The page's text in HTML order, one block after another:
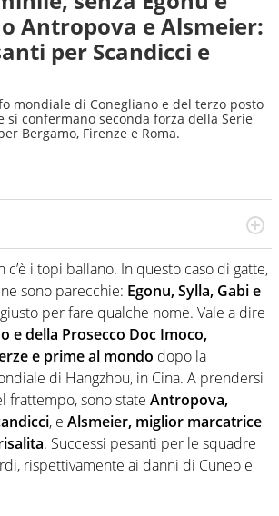
Antropova e Alsmeier:
per Scandicci e
mondiale di Conegliano e del terzo posto
si confermano seconda forza della Serie
Bergamo, Firenze e Roma.
modo di traslare il glossario del calcio in
esperti, lui ne farebbe parte. Non si perde
né gli umori social del mondo delle
c’è i topi ballano. In questo caso di gatte,
sono parecchie: Egonu, Sylla, Gabi e
per fare qualche nome. Vale a dire
e della Prosecco Doc Imoco,
e prime al mondo dopo la
di Hangzhou, in Cina. A prendersi
frattempo, sono state Antropova,
, e Alsmeier, miglior marcatrice
. Successi pesanti per le squadre
rispettivamente ai danni di Cuneo e